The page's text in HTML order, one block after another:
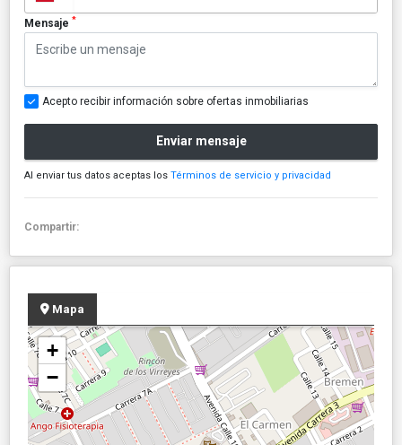
Mensaje *
Acepto recibir información sobre ofertas inmobiliarias
Enviar mensaje
Al enviar tus datos aceptas los Términos de servicio y privacidad
Compartir:
Mapa
+
−